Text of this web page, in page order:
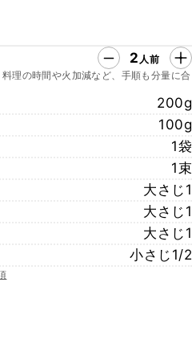
2 人前
理の時間や火加減など、手順も分量に合
200g
100g
1袋
1束
大さじ1
大さじ1
大さじ1
小さじ1/2